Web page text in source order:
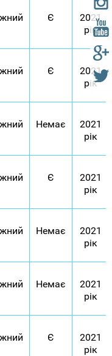
Є
2021
рік
Є
2021
рік
Немає
2021
рік
Є
2021
рік
Немає
2021
рік
Немає
2021
рік
Є
2021
рік